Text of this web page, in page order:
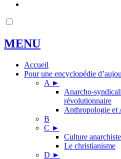
MENU
Accueil
Pour une encyclopédie
A ►
Anarcho-
révolutionnaire
Anthropologie et
B
C ►
Culture anarchiste
Le christianisme
D ►